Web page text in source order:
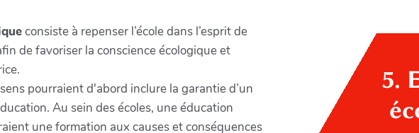
consiste à repenser l’école dans l’esprit de
de favoriser la conscience écologique et
pourraient d'abord inclure la garantie d’un
Au sein des écoles, une éducation
une formation aux causes et conséquences